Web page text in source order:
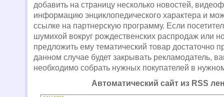
добавить на страницу несколько новостей,
информацию энциклопедического характера и
ссылке на партнерскую программу. Если
шумихой вокруг рождественских распродаж или
предложить ему тематический товар достаточно
данном случае будет закрывать рекламодатель,
необходимо собрать нужных покупателей в
Автоматический сайт из RSS